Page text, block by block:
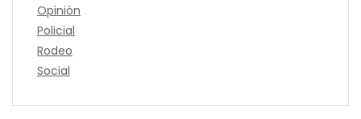
Opinión
Policial
Rodeo
Social